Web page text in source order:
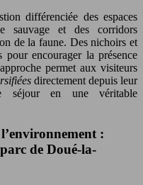
différenciée des espaces
sauvage et des corridors
de la faune. Des nichoirs et
pour encourager la présence
permet aux visiteurs
directement depuis leur
séjour en une véritable
:
de Doué-la-